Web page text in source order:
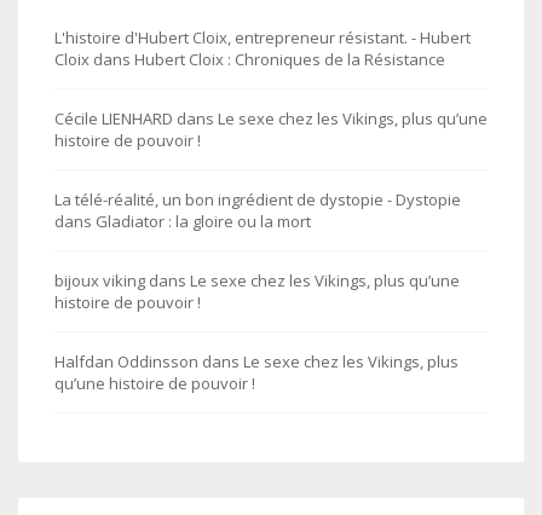
L'histoire d'Hubert Cloix, entrepreneur résistant. - Hubert
Cloix dans Hubert Cloix : Chroniques de la Résistance
Cécile LIENHARD dans Le sexe chez les Vikings, plus qu’une
histoire de pouvoir !
La télé-réalité, un bon ingrédient de dystopie - Dystopie
dans Gladiator : la gloire ou la mort
bijoux viking dans Le sexe chez les Vikings, plus qu’une
histoire de pouvoir !
Halfdan Oddinsson dans Le sexe chez les Vikings, plus
qu’une histoire de pouvoir !